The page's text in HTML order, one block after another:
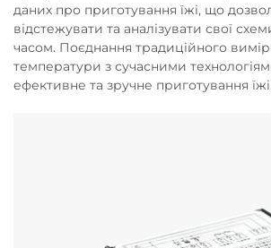
даних про приготування їжі, що
відстежувати та аналізувати свої
часом. Поєднання традиційного
температури з сучасними
ефективне та зручне приготування їжі.